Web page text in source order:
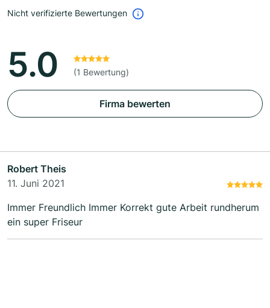
Nicht verifizierte Bewertungen
5.0 (1 Bewertung)
Firma bewerten
Robert Theis
11. Juni 2021
Immer Freundlich Immer Korrekt gute Arbeit rundherum
ein super Friseur